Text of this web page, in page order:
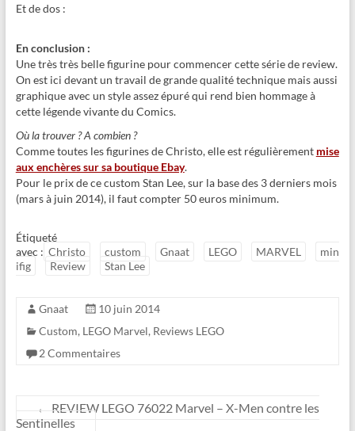
Et de dos :
En conclusion :
Une très très belle figurine pour commencer cette série de review.
On est ici devant un travail de grande qualité technique mais aussi
graphique avec un style assez épuré qui rend bien hommage à
cette légende vivante du Comics.
Où la trouver ? A combien ?
Comme toutes les figurines de Christo, elle est régulièrement mise
aux enchères sur sa boutique Ebay.
Pour le prix de ce custom Stan Lee, sur la base des 3 derniers mois
(mars à juin 2014), il faut compter 50 euros minimum.
Étiqueté
avec : Christo custom Gnaat LEGO MARVEL
min
ifig
Review Stan Lee
Gnaat
10 juin 2014
Custom, LEGO Marvel, Reviews LEGO
2 Commentaires
←
REVIEW LEGO 76022 Marvel – X-Men contre les
Sentinelles